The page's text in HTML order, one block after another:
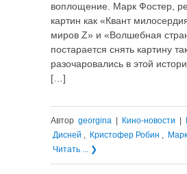
воплощение. Марк Фостер,
картин как «Квант
миров Z» и «Волшебная
постарается снять картину
разочаровались в этой
[…]
Автор georgina Кино-новости
Дисней , Кристофер Робин ,
Читать ... ❯